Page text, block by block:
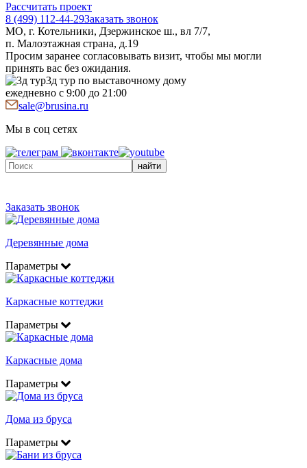
Рассчитать проект
8 (499) 112-44-29Заказать звонок
МО, г. Котельники, Дзержинское ш., вл 7/7,
п. Малоэтажная страна, д.19
Просим заранее согласовывать визит, чтобы мы могли
принять вас без ожидания.
3д тур по выставочному дому
ежедневно с 9:00 до 21:00
sale@brusina.ru
Мы в соц сетях
найти
Заказать звонок
Деревянные дома
Параметры
Каркасные коттеджи
Параметры
Каркасные дома
Параметры
Дома из бруса
Параметры